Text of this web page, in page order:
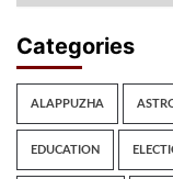
Categories
ALAPPUZHA
EDUCATION